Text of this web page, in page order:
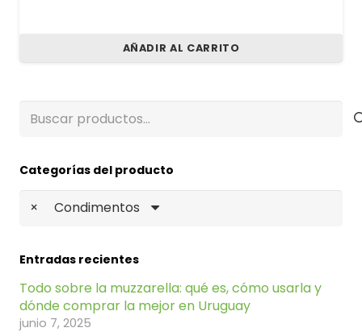
AÑADIR AL CARRITO
Buscar
Categorías del producto
× Condimentos
Entradas recientes
Todo sobre la muzzarella: qué es, cómo usarla y
dónde comprar la mejor en Uruguay
junio 7, 2025